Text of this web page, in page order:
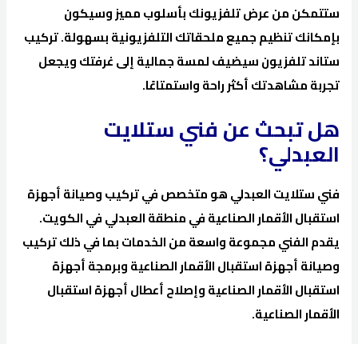
ستتمكن من عرض تلفزيونك بأسلوب مميز وسيكون
بإمكانك تنظيم جميع ملحقاتك التلفزيونية بسهولة. تركيب
ستاند تلفزيون سيضيف لمسة جمالية إلى غرفتك ويجعل
تجربة مشاهدتك أكثر راحة واستمتاعًا.
هل تبحث عن فني ستلايت
العبدلي؟
فني ستلايت العبدلي هو متخصص في تركيب وصيانة أجهزة
استقبال الأقمار الصناعية في منطقة العبدلي في الكويت.
يقدم الفني مجموعة واسعة من الخدمات بما في ذلك تركيب
وصيانة أجهزة استقبال الأقمار الصناعية وبرمجة أجهزة
استقبال الأقمار الصناعية وإصلاح أعطال أجهزة استقبال
الأقمار الصناعية.